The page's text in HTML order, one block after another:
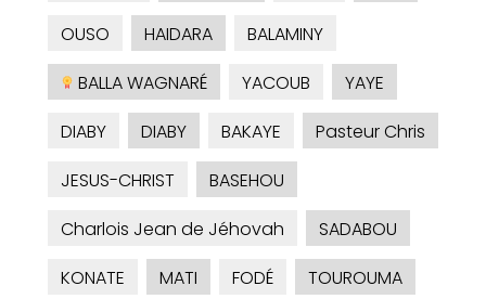
OUSO
HAIDARA
BALAMINY
BALLA WAGNARÉ
YACOUB
YAYE
DIABY
DIABY BAKAYE
Pasteur Chris
JESUS-CHRIST
BASEHOU
Charlois Jean de Jéhovah
SADABOU
KONATE
MATI FODÉ
TOUROUMA